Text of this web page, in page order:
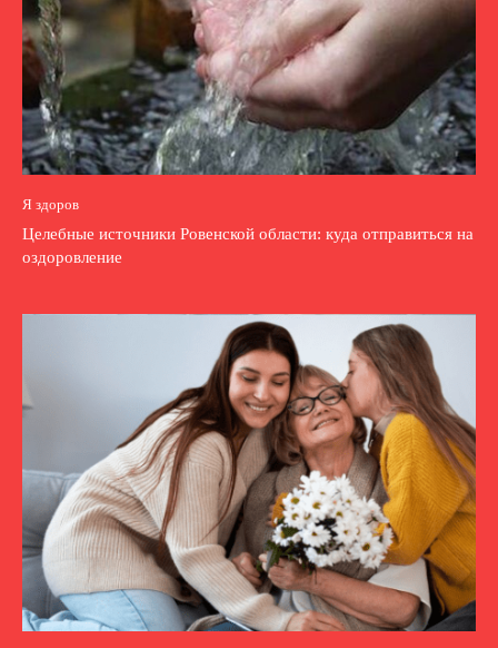
Я здоров
Целебные источники Ровенской области: куда отправиться на
оздоровление